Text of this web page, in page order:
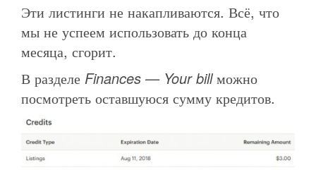
Эти листинги не накапливаются. Всё, что
мы не успеем использовать до конца
месяца, сгорит.
В разделе Finances — Your billможно
посмотреть оставшуюся сумму кредитов.